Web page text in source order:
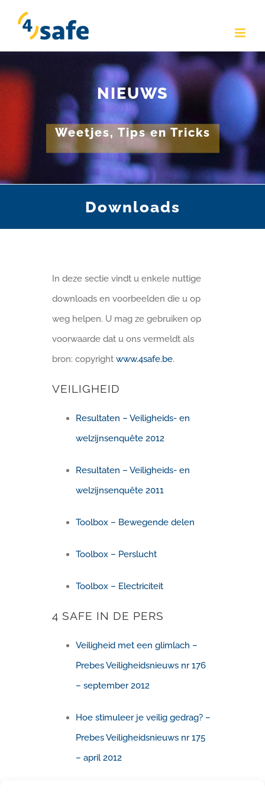
content
NIEUWS
Weetjes, Tips en Tricks
Downloads
In deze sectie vindt u enkele nuttige
downloads en voorbeelden die u op
weg helpen. U mag ze gebruiken op
voorwaarde dat u ons vermeldt als
bron: copyrightwww.4safe.be.
VEILIGHEID
Resultaten – Veiligheids- en
welzijnsenquête 2012
Resultaten – Veiligheids- en
welzijnsenquête 2011
Toolbox – Bewegende delen
Toolbox – Perslucht
Toolbox – Electriciteit
4 SAFE IN DE PERS
Veiligheid met een glimlach –
Prebes Veiligheidsnieuws nr 176
– september 2012
Hoe stimuleer je veilig gedrag? –
Prebes Veiligheidsnieuws nr 175
– april 2012